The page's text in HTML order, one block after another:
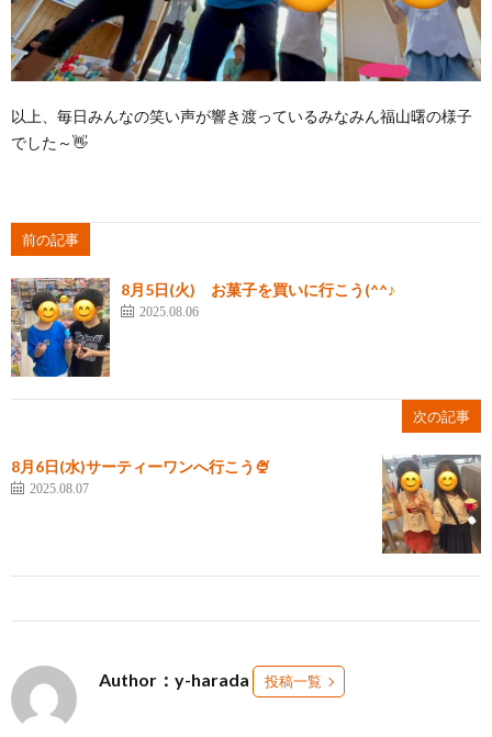
以上、毎日みんなの笑い声が響き渡っているみなみん福山曙の様子
でした～👋
前の記事
8月5日(火) お菓子を買いに行こう(^^♪
2025.08.06
次の記事
8月6日(水)サーティーワンへ行こう🍨
2025.08.07
Author：y-harada 投稿一覧